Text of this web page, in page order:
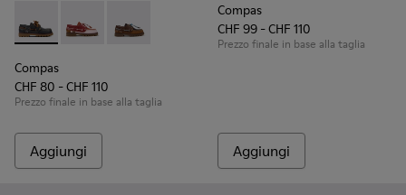
Compas - K800416-001 - Scarpe da barca in pelle blu con
Compas - K800416-008 - Scarpe da barca in pelle
Compas - K800416-007 - Scarpe da barca in
Compas
CHF 80 - CHF 110
Prezzo finale in base alla taglia
Aggiungi
Compas
CHF 99 - CHF 110
Prezzo finale in base alla taglia
Aggiungi